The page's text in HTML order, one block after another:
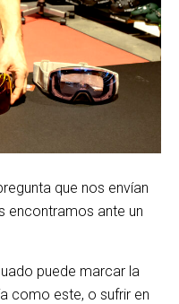
que nos envían
encontramos ante un
puede marcar la
como este, o sufrir en